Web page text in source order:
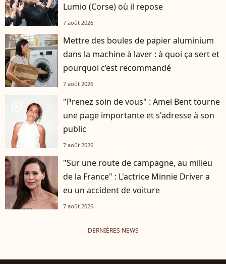
Lumio (Corse) où il repose
7 août 2026
Mettre des boules de papier aluminium
dans la machine à laver : à quoi ça sert et
pourquoi c’est recommandé
7 août 2026
"Prenez soin de vous" : Amel Bent tourne
une page importante et s'adresse à son
public
7 août 2026
"Sur une route de campagne, au milieu
de la France" : L'actrice Minnie Driver a
eu un accident de voiture
7 août 2026
DERNIÈRES NEWS